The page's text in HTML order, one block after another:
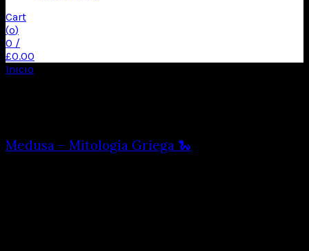
Cart
(o)
0 /
£0.00
Inicio
Medusa – Mitología Griega 🐍